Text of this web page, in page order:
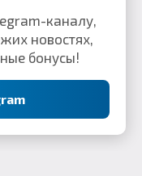
каналу,
новостях,
бонусы!